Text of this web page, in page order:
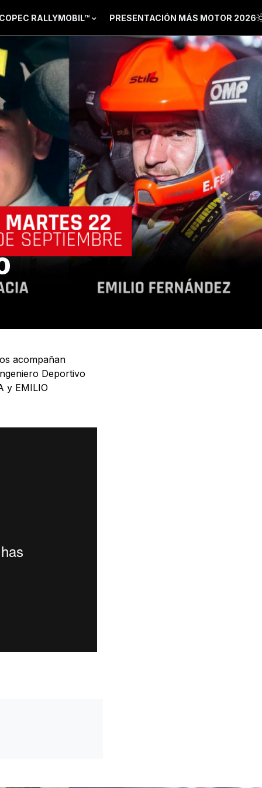
RALLYMOBIL™ PRESENTACIÓN MÁS MOTOR 2026
acompañan
Deportivo
y EMILIO